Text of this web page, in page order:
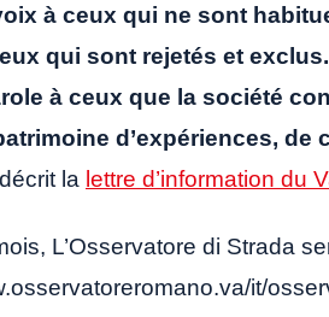
à ceux qui ne sont
qui sont rejetés et
à ceux que la société
d’expériences,
la lettre d’information du
L’Osservatore di Strada
it/